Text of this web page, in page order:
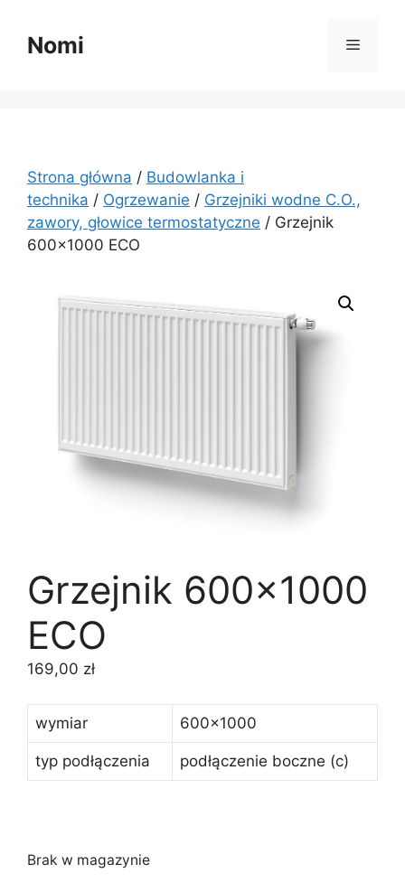
treściNomi Menu
Strona główna / Budowlanka i
technika / Ogrzewanie / Grzejniki wodne C.O.,
zawory, głowice termostatyczne / Grzejnik
600×1000 ECO
Grzejnik 600×1000
ECO
169,00 zł
wymiar 600×1000
typ podłączenia podłączenie boczne (c)
Brak w magazynie